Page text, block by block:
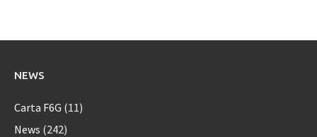
NEWS
Carta F6G (11)
News (242)